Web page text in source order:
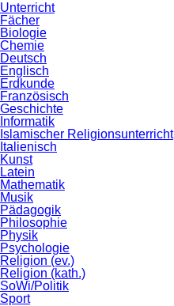
Unterricht
Fächer
Biologie
Chemie
Deutsch
Englisch
Erdkunde
Französisch
Geschichte
Informatik
Islamischer Religionsunterricht
Italienisch
Kunst
Latein
Mathematik
Musik
Pädagogik
Philosophie
Physik
Psychologie
Religion (ev.)
Religion (kath.)
SoWi/Politik
Sport